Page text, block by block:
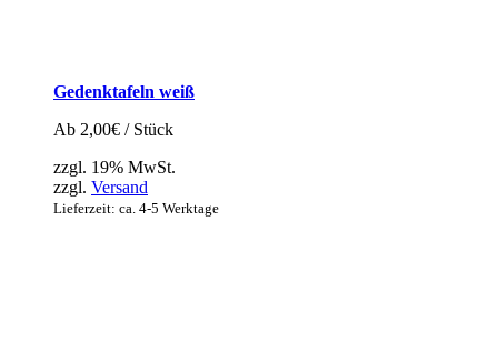
Gedenktafeln weiß
Ab 2,00€ / Stück
zzgl. 19% MwSt.
zzgl. Versand
Lieferzeit: ca. 4-5 Werktage